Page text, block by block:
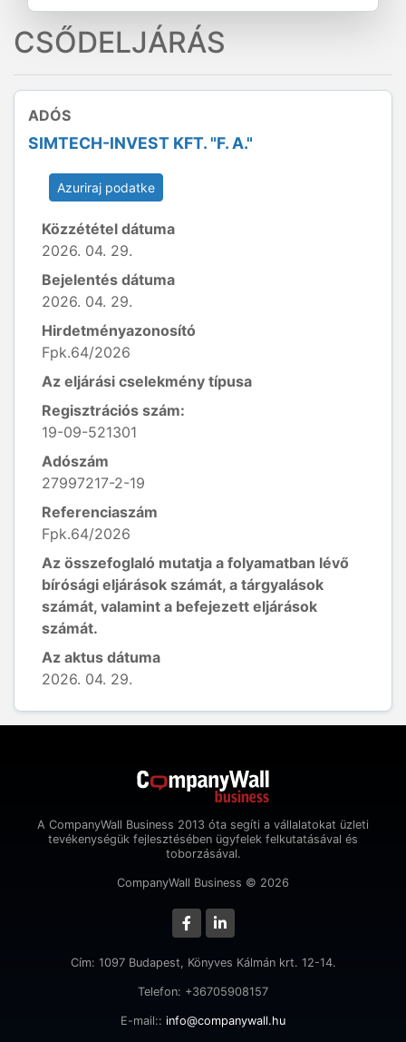
CSŐDELJÁRÁS
ADÓS
SIMTECH-INVEST KFT. "F. A."
Azuriraj podatke
Közzététel dátuma
2026. 04. 29.
Bejelentés dátuma
2026. 04. 29.
Hirdetményazonosító
Fpk.64/2026
Az eljárási cselekmény típusa
Regisztrációs szám:
19-09-521301
Adószám
27997217-2-19
Referenciaszám
Fpk.64/2026
Az összefoglaló mutatja a folyamatban lévő
bírósági eljárások számát, a tárgyalások
számát, valamint a befejezett eljárások
számát.
Az aktus dátuma
2026. 04. 29.
A CompanyWall Business 2013 óta segíti a vállalatokat üzleti
tevékenységük fejlesztésében ügyfelek felkutatásával és
toborzásával.
CompanyWall Business © 2026
Cím: 1097 Budapest, Könyves Kálmán krt. 12-14.
Telefon: +36705908157
E-mail:: info@companywall.hu